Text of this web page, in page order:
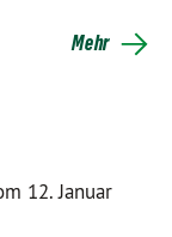
Mehr
12. Januar